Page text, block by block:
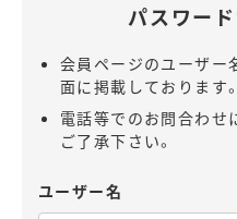
パスワー
会員ページのユーザー
面に掲載しております。
電話等でのお問合わせ
ご了承下さい。
ユーザー名